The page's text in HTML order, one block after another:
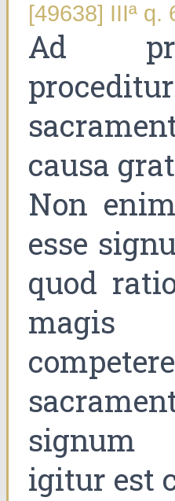
[49638] IIIª q.
Ad
causa
Non
esse
quod
signum
igitur est